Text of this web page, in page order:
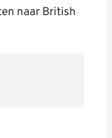
naar British